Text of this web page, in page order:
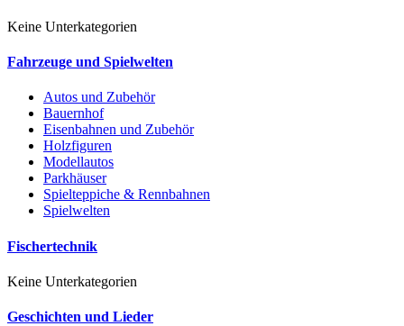
Keine Unterkategorien
Fahrzeuge und Spielwelten
Autos und Zubehör
Bauernhof
Eisenbahnen und Zubehör
Holzfiguren
Modellautos
Parkhäuser
Spielteppiche & Rennbahnen
Spielwelten
Fischertechnik
Keine Unterkategorien
Geschichten und Lieder